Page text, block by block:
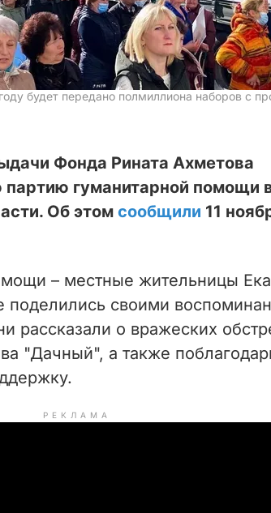
будет передано полмиллиона наборов с
Фонда Рината Ахметова
гуманитарной помощи
Об этом сообщили 11
– местные жительницы
поделились своими
рассказали о вражеских
"Дачный", а также
РЕКЛАМА